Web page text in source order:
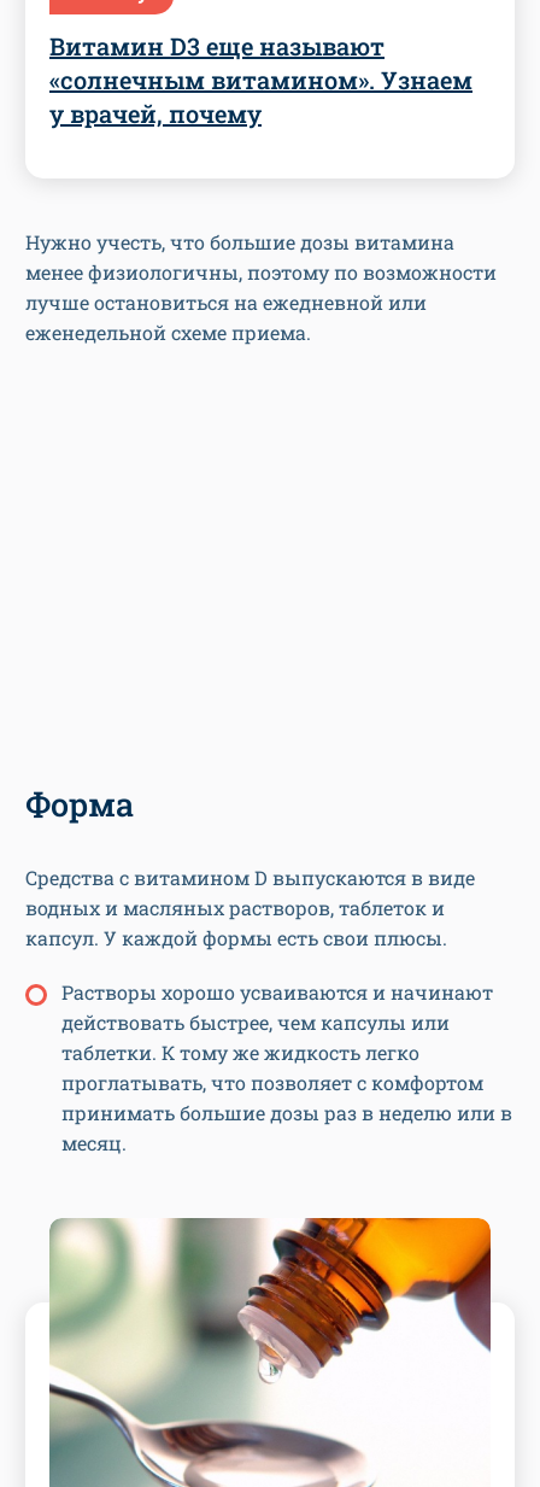
Витамин D3 еще называют
«солнечным витамином». Узнаем
у врачей, почему
Нужно учесть, что большие дозы витамина
менее физиологичны, поэтому по возможности
лучше остановиться на ежедневной или
еженедельной схеме приема.
Форма
Средства с витамином D выпускаются в виде
водных и масляных растворов, таблеток и
капсул. У каждой формы есть свои плюсы.
Растворы хорошо усваиваются и начинают
действовать быстрее, чем капсулы или
таблетки. К тому же жидкость легко
проглатывать, что позволяет с комфортом
принимать большие дозы раз в неделю или в
месяц.